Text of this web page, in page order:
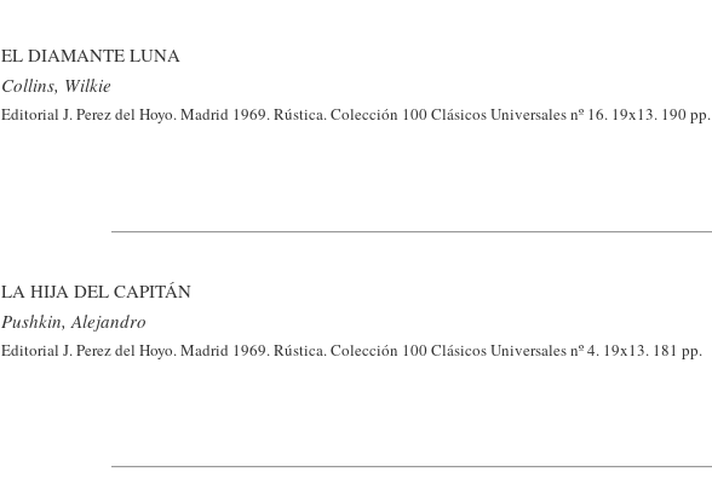
EL DIAMANTE LUNA
Collins, Wilkie
Editorial J. Perez del Hoyo. Madrid 1969. Rústica. Colección 100 Clásicos Universales nº 16. 19x13. 190 pp.
LA HIJA DEL CAPITÁN
Pushkin, Alejandro
Editorial J. Perez del Hoyo. Madrid 1969. Rústica. Colección 100 Clásicos Universales nº 4. 19x13. 181 pp.